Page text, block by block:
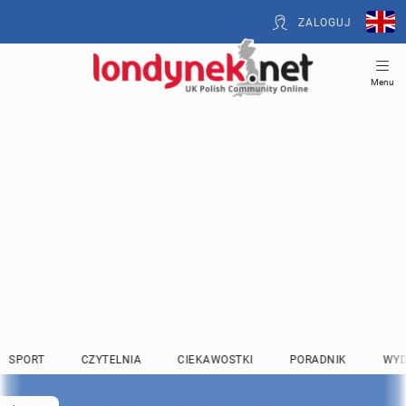
ZALOGUJ
Menu
SPORT CZYTELNIA CIEKAWOSTKI PORADNIK